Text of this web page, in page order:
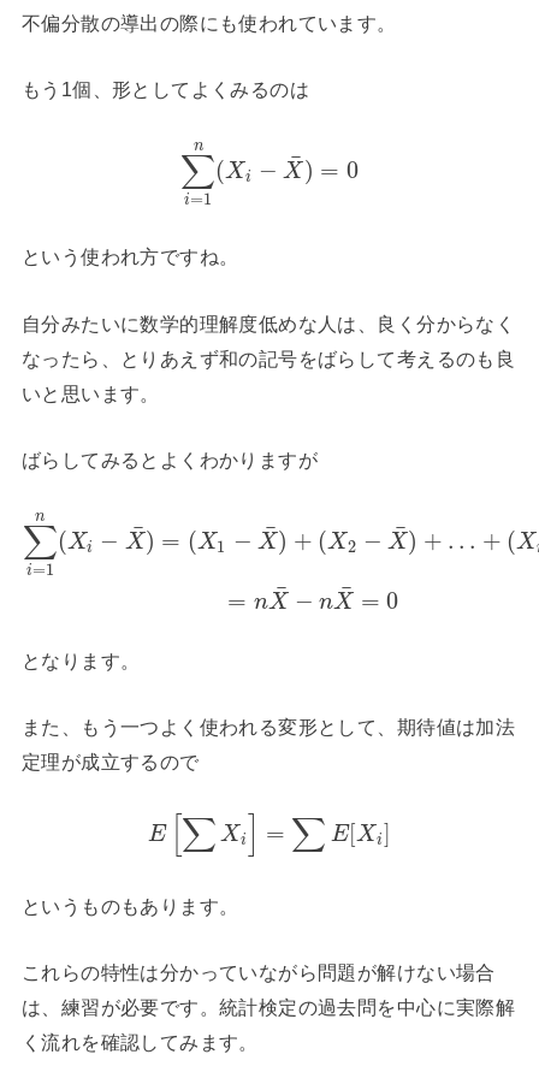
不偏分散の導出の際にも使われています。
もう1個、形としてよくみるのは
∑
i=1
n
(Xi − X
¯) = 0
という使われ方ですね。
自分みたいに数学的理解度低めな人は、良く分からなく
なったら、とりあえず和の記号をばらして考えるのも良
いと思います。
ばらしてみるとよくわかりますが
∑
i=1
n
(Xi − X
¯) = (X1 − X
¯) + (X2 − X
¯) + … + (X
= nX
¯ − nX
¯ = 0
となります。
また、もう一つよく使われる変形として、期待値は加法
定理が成立するので
E ∑ Xi = ∑ E[Xi]
というものもあります。
これらの特性は分かっていながら問題が解けない場合
は、練習が必要です。統計検定の過去問を中心に実際解
く流れを確認してみます。